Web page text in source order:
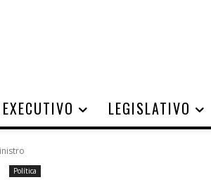
EXECUTIVO LEGISLATIVO
Política